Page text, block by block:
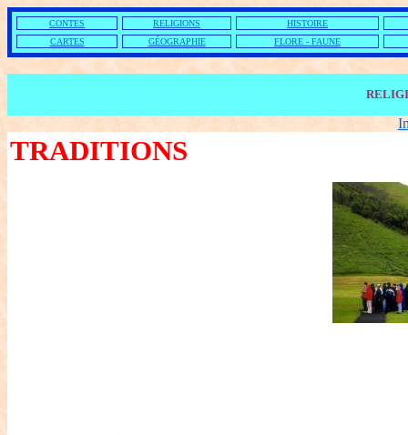
CONTES RELIGIONS
HISTOIRE
CARTES
GÉOGRAPHIE FLORE - FAUNE
TRADITIONS